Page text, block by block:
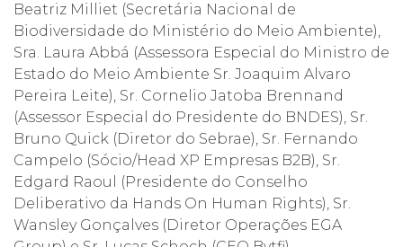
Beatriz Milliet (Secretária Nacional de
Biodiversidade do Ministério do Meio Ambiente),
Sra. Laura Abbá (Assessora Especial do Ministro de
Estado do Meio Ambiente Sr. Joaquim Alvaro
Pereira Leite), Sr. Cornelio Jatoba Brennand
(Assessor Especial do Presidente do BNDES), Sr.
Bruno Quick (Diretor do Sebrae), Sr. Fernando
Campelo (Sócio/Head XP Empresas B2B), Sr.
Edgard Raoul (Presidente do Conselho
Deliberativo da Hands On Human Rights), Sr.
Wansley Gonçalves (Diretor Operações EGA